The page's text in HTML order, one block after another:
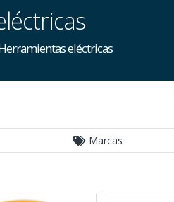
eléctricas
Marcas